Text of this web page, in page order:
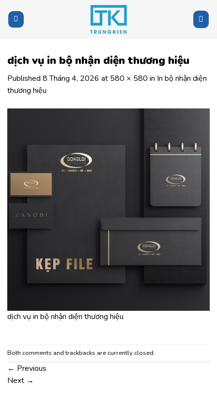
content
dịch vụ in bộ nhận diện thương hiệu
Published 8 Tháng 4, 2026 at 580 × 580 in In bộ nhận diện
thương hiệu
dịch vụ in bộ nhận diện thương hiệu
Both comments and trackbacks are currently closed.
← Previous
Next →